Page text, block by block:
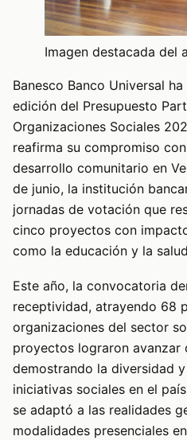
Imagen destacada del
Banesco Banco Universal
edición del Presupuesto
Organizaciones Sociales
reafirma su compromiso
desarrollo comunitario en
de junio, la institución
jornadas de votación que
cinco proyectos con
como la educación y la
Este año, la convocatoria
receptividad, atrayendo 68
organizaciones del sector
proyectos lograron avanzar
demostrando la diversidad
iniciativas sociales en el
se adaptó a las realidades
modalidades presenciales